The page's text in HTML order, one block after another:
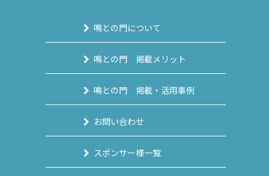
鳴との門について
鳴との門 掲載メリット
鳴との門 掲載・活用事例
お問い合わせ
スポンサー様一覧